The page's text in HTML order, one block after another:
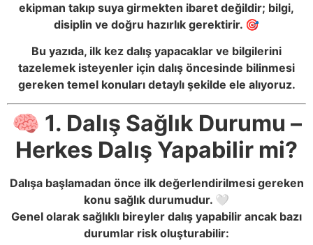
ekipman takıp suya girmekten ibaret değildir; bilgi,
disiplin ve doğru hazırlık gerektirir. 🎯
Bu yazıda, ilk kez dalış yapacaklar ve bilgilerini
tazelemek isteyenler için dalış öncesinde bilinmesi
gereken temel konuları detaylı şekilde ele alıyoruz.
🧠 1. Dalış Sağlık Durumu –
Herkes Dalış Yapabilir mi?
Dalışa başlamadan önce ilk değerlendirilmesi gereken
konu sağlık durumudur. 🤍
Genel olarak sağlıklı bireyler dalış yapabilir ancak bazı
durumlar risk oluşturabilir: